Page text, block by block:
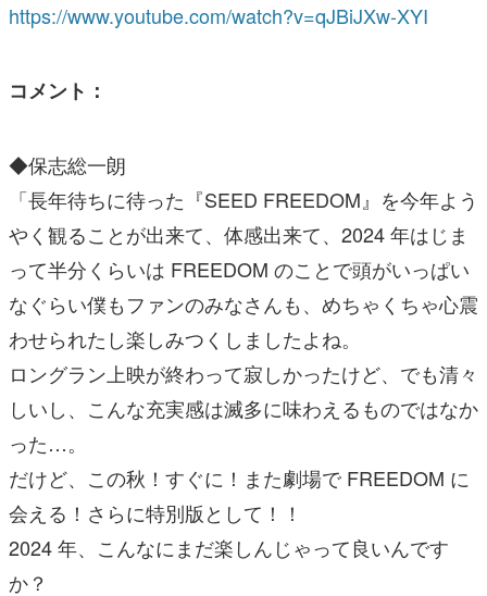
https://www.youtube.com/watch?v=qJBiJXw-XYI
コメント：
◆保志総一朗
「長年待ちに待った『SEED FREEDOM』を今年よう
やく観ることが出来て、体感出来て、2024 年はじま
って半分くらいは FREEDOM のことで頭がいっぱい
なぐらい僕もファンのみなさんも、めちゃくちゃ心震
わせられたし楽しみつくしましたよね。
ロングラン上映が終わって寂しかったけど、でも清々
しいし、こんな充実感は滅多に味わえるものではなか
った…。
だけど、この秋！すぐに！また劇場で FREEDOM に
会える！さらに特別版として！！
2024 年、こんなにまだ楽しんじゃって良いんです
か？